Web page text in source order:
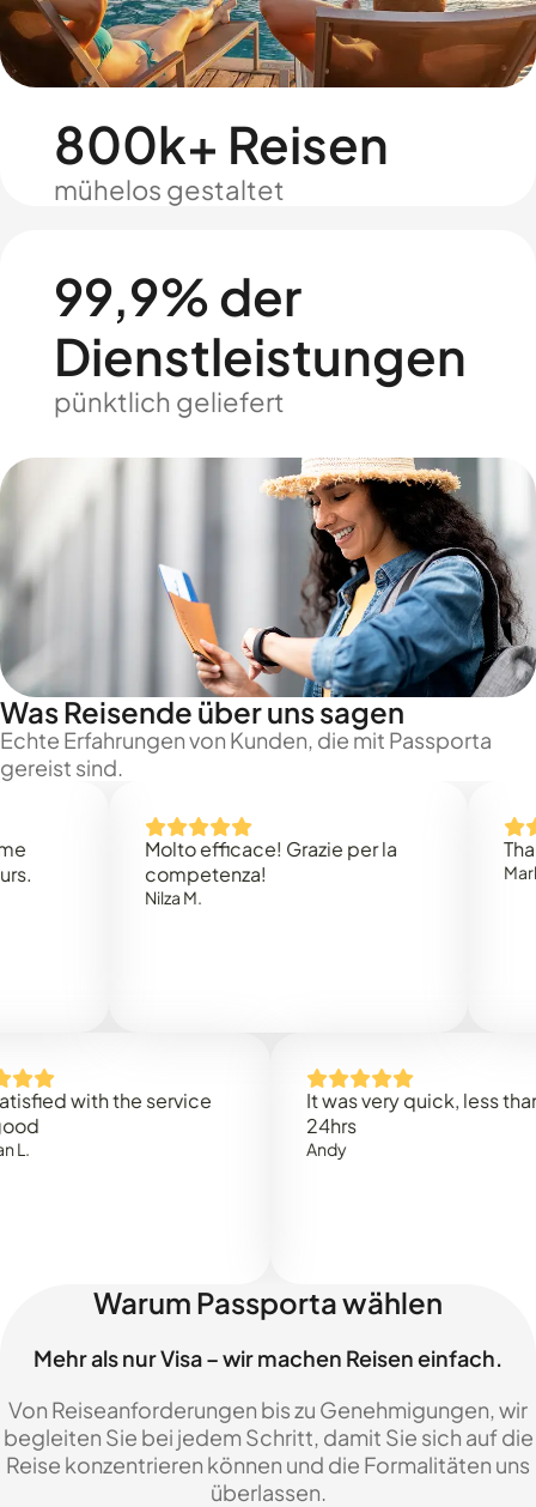
800k+ Reisen
mühelos gestaltet
99,9% der
Dienstleistungen
pünktlich geliefert
Was Reisende über uns sagen
Echte Erfahrungen von Kunden, die mit Passporta
gereist sind.
Molto efficace! Grazie per la
competenza!
Thank
Mark N.
with the service
It was very quick, less than
Warum Passporta wählen
Mehr als nur Visa – wir machen Reisen einfach.
Von Reiseanforderungen bis zu Genehmigungen, wir
begleiten Sie bei jedem Schritt, damit Sie sich auf die
Reise konzentrieren können und die Formalitäten uns
überlassen.